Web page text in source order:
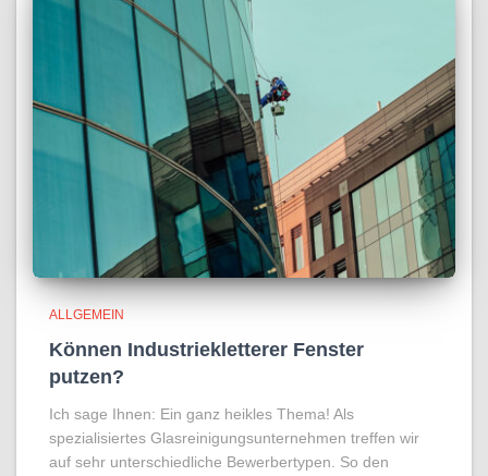
ALLGEMEIN
Können Industriekletterer Fenster
putzen?
Ich sage Ihnen: Ein ganz heikles Thema! Als
spezialisiertes Glasreinigungsunternehmen treffen wir
auf sehr unterschiedliche Bewerbertypen. So den